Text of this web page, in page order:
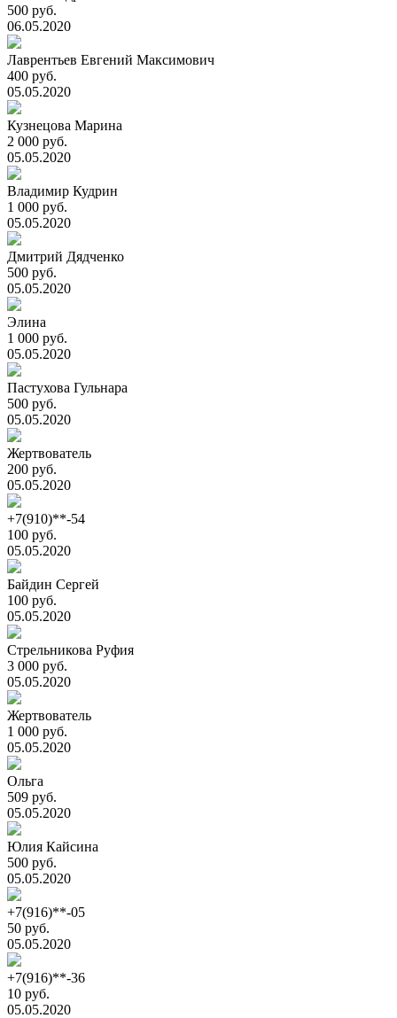
500 руб.
06.05.2020
Лаврентьев Евгений Максимович
400 руб.
05.05.2020
Кузнецова Марина
2 000 руб.
05.05.2020
Владимир Кудрин
1 000 руб.
05.05.2020
Дмитрий Дядченко
500 руб.
05.05.2020
Элина
1 000 руб.
05.05.2020
Пастухова Гульнара
500 руб.
05.05.2020
Жертвователь
200 руб.
05.05.2020
+7(910)**-54
100 руб.
05.05.2020
Байдин Сергей
100 руб.
05.05.2020
Стрельникова Руфия
3 000 руб.
05.05.2020
Жертвователь
1 000 руб.
05.05.2020
Ольга
509 руб.
05.05.2020
Юлия Кайсина
500 руб.
05.05.2020
+7(916)**-05
50 руб.
05.05.2020
+7(916)**-36
10 руб.
05.05.2020